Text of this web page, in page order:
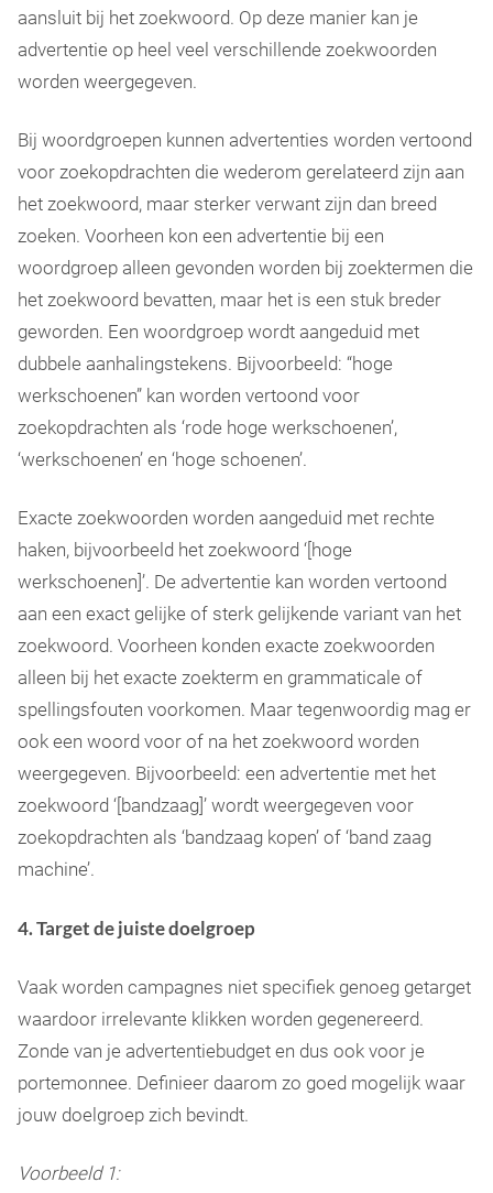
aansluit bij het zoekwoord. Op deze manier kan je
advertentie op heel veel verschillende zoekwoorden
worden weergegeven.
Bij woordgroepen kunnen advertenties worden vertoond
voor zoekopdrachten die wederom gerelateerd zijn aan
het zoekwoord, maar sterker verwant zijn dan breed
zoeken. Voorheen kon een advertentie bij een
woordgroep alleen gevonden worden bij zoektermen die
het zoekwoord bevatten, maar het is een stuk breder
geworden. Een woordgroep wordt aangeduid met
dubbele aanhalingstekens. Bijvoorbeeld: “hoge
werkschoenen” kan worden vertoond voor
zoekopdrachten als ‘rode hoge werkschoenen’,
‘werkschoenen’ en ‘hoge schoenen’.
Exacte zoekwoorden worden aangeduid met rechte
haken, bijvoorbeeld het zoekwoord ‘[hoge
werkschoenen]’. De advertentie kan worden vertoond
aan een exact gelijke of sterk gelijkende variant van het
zoekwoord. Voorheen konden exacte zoekwoorden
alleen bij het exacte zoekterm en grammaticale of
spellingsfouten voorkomen. Maar tegenwoordig mag er
ook een woord voor of na het zoekwoord worden
weergegeven. Bijvoorbeeld: een advertentie met het
zoekwoord ‘[bandzaag]’ wordt weergegeven voor
zoekopdrachten als ‘bandzaag kopen’ of ‘band zaag
machine’.
4. Target de juiste doelgroep
Vaak worden campagnes niet specifiek genoeg getarget
waardoor irrelevante klikken worden gegenereerd.
Zonde van je advertentiebudget en dus ook voor je
portemonnee. Definieer daarom zo goed mogelijk waar
jouw doelgroep zich bevindt.
Voorbeeld 1: